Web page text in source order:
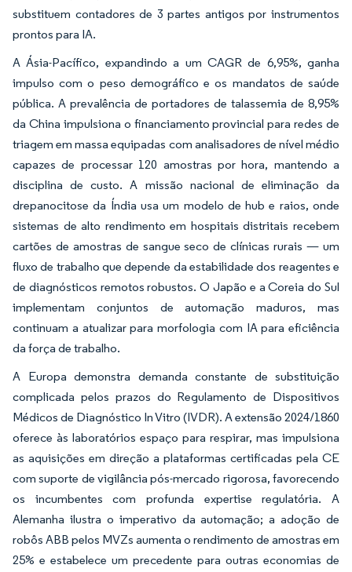
substituem contadores de 3 partes antigos por instrumentos
prontos para IA.
A Ásia-Pacífico, expandindo a um CAGR de 6,95%, ganha
impulso com o peso demográfico e os mandatos de saúde
pública. A prevalência de portadores de talassemia de 8,95%
da China impulsiona o financiamento provincial para redes de
triagem em massa equipadas com analisadores de nível médio
capazes de processar 120 amostras por hora, mantendo a
disciplina de custo. A missão nacional de eliminação da
drepanocitose da Índia usa um modelo de hub e raios, onde
sistemas de alto rendimento em hospitais distritais recebem
cartões de amostras de sangue seco de clínicas rurais — um
fluxo de trabalho que depende da estabilidade dos reagentes e
de diagnósticos remotos robustos. O Japão e a Coreia do Sul
implementam conjuntos de automação maduros, mas
continuam a atualizar para morfologia com IA para eficiência
da força de trabalho.
A Europa demonstra demanda constante de substituição
complicada pelos prazos do Regulamento de Dispositivos
Médicos de Diagnóstico In Vitro (IVDR). A extensão 2024/1860
oferece às laboratórios espaço para respirar, mas impulsiona
as aquisições em direção a plataformas certificadas pela CE
com suporte de vigilância pós-mercado rigorosa, favorecendo
os incumbentes com profunda expertise regulatória. A
Alemanha ilustra o imperativo da automação; a adoção de
robôs ABB pelos MVZs aumenta o rendimento de amostras em
25% e estabelece um precedente para outras economias de